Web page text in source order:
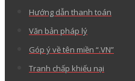
Hướng dẫn thanh toán
Văn bản pháp lý
Góp ý về tên miền “.VN”
Tranh chấp khiếu nại